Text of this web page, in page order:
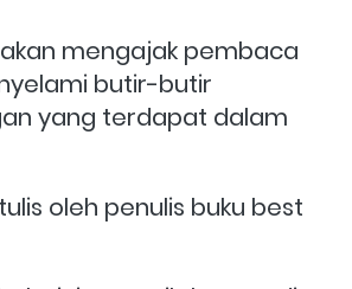
mengajak pembaca
butir-butir
yang terdapat dalam
oleh penulis buku best